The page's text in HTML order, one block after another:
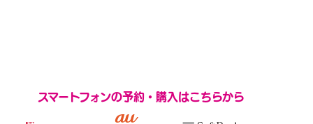
スマートフォンの予約・購入はこちらから